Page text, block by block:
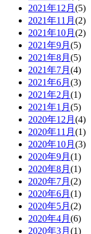
2021年12月 (5)
2021年11月 (2)
2021年10月 (2)
2021年9月 (5)
2021年8月 (5)
2021年7月 (4)
2021年6月 (3)
2021年2月 (1)
2021年1月 (5)
2020年12月 (4)
2020年11月 (1)
2020年10月 (3)
2020年9月 (1)
2020年8月 (1)
2020年7月 (2)
2020年6月 (1)
2020年5月 (2)
2020年4月 (6)
2020年3月 (1)